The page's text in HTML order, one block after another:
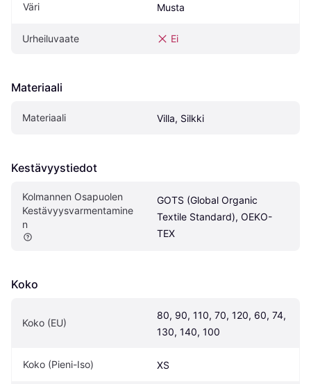
Väri Musta
Urheiluvaate Ei
Materiaali
Materiaali Villa, Silkki
Kestävyystiedot
Kolmannen Osapuolen
Kestävyysvarmentamine
n
GOTS (Global Organic
Textile Standard), OEKO-
TEX
Koko
Koko (EU)
80, 90, 110, 70, 120, 60, 74,
130, 140, 100
Koko (Pieni-Iso) XS